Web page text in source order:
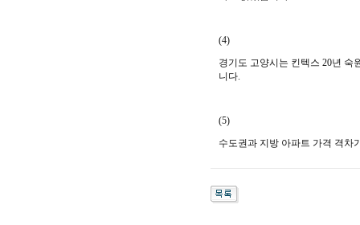
(4)
경기도 고양시는 킨텍스 20년 숙
니다.
(5)
수도권과 지방 아파트 가격 격차